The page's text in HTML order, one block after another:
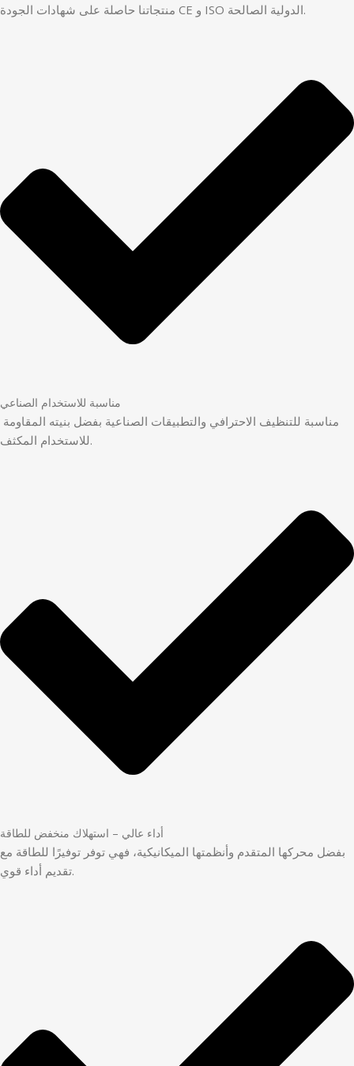
منتجاتنا حاصلة على شهادات الجودة CE و ISO الدولية الصالحة.
مناسبة للاستخدام الصناعي
للاستخدام المكثف.
أداء عالي – استهلاك منخفض للطاقة
بفضل محركها المتقدم وأنظمتها الميكانيكية، فهي توفر توفيرًا للطاقة مع
تقديم أداء قوي.